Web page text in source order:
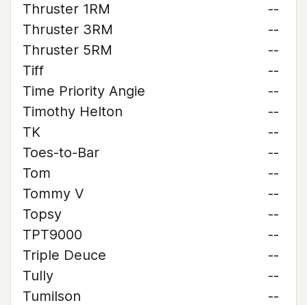
Thruster 1RM
--
Thruster 3RM
--
Thruster 5RM
--
Tiff
--
Time Priority Angie
--
Timothy Helton
--
TK
--
Toes-to-Bar
--
Tom
--
Tommy V
--
Topsy
--
TPT9000
--
Triple Deuce
--
Tully
--
Tumilson
--